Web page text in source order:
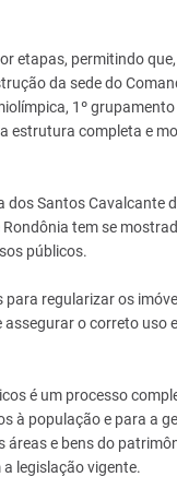
etapas, permitindo
da sede do
1º
estrutura completa e
Santos Cavalcante
tem se
públicos.
regularizar os
o correto uso
é um processo
à população e para a
e bens do
legislação vigente.